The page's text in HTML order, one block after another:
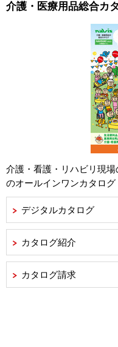
介護・医療用品総合カ
介護・看護・リハビリ現
のオールインワンカタログ
デジタルカタログ
カタログ紹介
カタログ請求